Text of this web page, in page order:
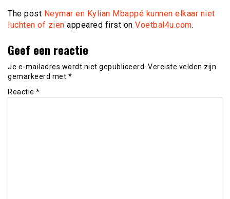
The post Neymar en Kylian Mbappé kunnen elkaar niet
luchten of zien appeared first on Voetbal4u.com.
Geef een reactie
Je e-mailadres wordt niet gepubliceerd. Vereiste velden zijn
gemarkeerd met *
Reactie *